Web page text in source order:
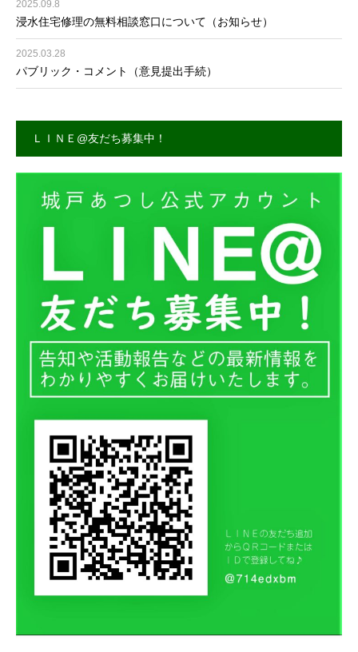
2025.09.8
浸水住宅修理の無料相談窓口について（お知らせ）
2025.03.28
パブリック・コメント（意見提出手続）
ＬＩＮＥ@友だち募集中！